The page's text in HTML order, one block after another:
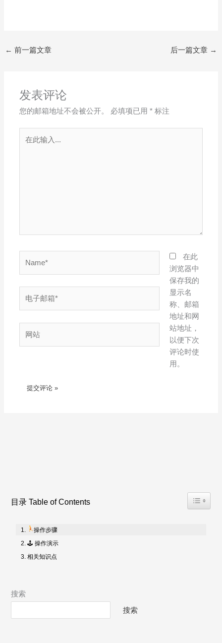
← 前一篇文章 后一篇文章 →
发表评论
您的邮箱地址不会被公开。 必填项已用* 标注
站
在此
浏览器中
保存我的
显示名
称、邮箱
地址和网
站地址，
以便下次
评论时使
用。
目录 Table of Contents Toggle
操作步骤
🕹 操作演示
相关知识点
搜索
搜索